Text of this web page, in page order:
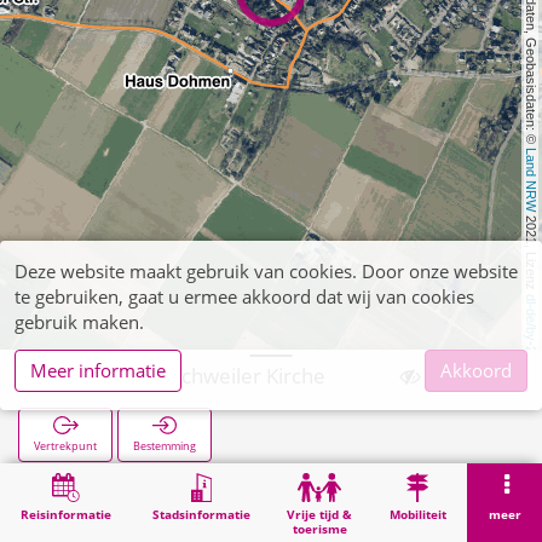
, Kartendaten, Geobasisdaten: ©
Land NRW
2021, Lizenz
dl-de/by-2-0
Reisinformatie Stadsinformatie
Vrije tijd &
toerisme
Mobiliteit meer
Oberbruch Eschweiler Kirche
Vertrekpunt Bestemming
Zoekopracht Oberbruch Eschweiler Kirche
Deze website maakt gebruik van cookies. Door onze website
te gebruiken, gaat u ermee akkoord dat wij van cookies
gebruik maken.
Meer informatie
Akkoord